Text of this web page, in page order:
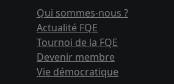
Qui sommes-nous ?
Actualité FQE
Tournoi de la FQE
Devenir membre
Vie démocratique